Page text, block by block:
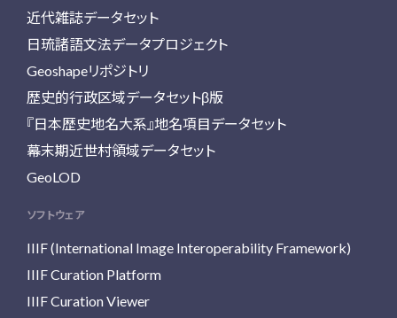
近代雑誌データセット
日琉諸語文法データプロジェクト
Geoshapeリポジトリ
歴史的行政区域データセットβ版
『日本歴史地名大系』地名項目データセット
幕末期近世村領域データセット
GeoLOD
ソフトウェア
IIIF (International Image Interoperability Framework)
IIIF Curation Platform
IIIF Curation Viewer